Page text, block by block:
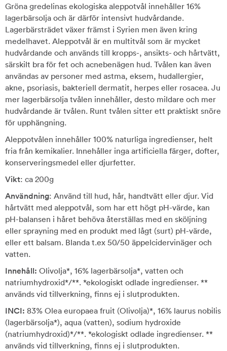
Gröna gredelinas ekologiska aleppotvål innehåller 16%
lagerbärsolja och är därför intensivt hudvårdande.
Lagerbärsträdet växer främst i Syrien men även kring
medelhavet. Aleppotvål är en multitvål som är mycket
hudvårdande och används till kropps-, ansikts- och hårtvätt,
särskilt bra för fet och acnebenägen hud. Tvålen kan även
användas av personer med astma, eksem, hudallergier,
akne, psoriasis, bakteriell dermatit, herpes eller rosacea. Ju
mer lagerbärsolja tvålen innehåller, desto mildare och mer
hudvårdande är tvålen. Runt tvålen sitter ett praktiskt snöre
för upphängning.
Aleppotvålen innehåller 100% naturliga ingredienser, helt
fria från kemikalier. Innehåller inga artificiella färger, dofter,
konserveringsmedel eller djurfetter.
Vikt: ca 200g
Användning: Använd till hud, hår, handtvätt eller djur. Vid
hårtvätt med aleppotvål, som har ett högt pH-värde, kan
pH-balansen i håret behöva återställas med en sköljning
eller sprayning med en produkt med lågt (surt) pH-värde,
eller ett balsam. Blanda t.ex 50/50 äppelcidervinäger och
vatten.
Innehåll: Olivolja*, 16% lagerbärsolja*, vatten och
natriumhydroxid*/**. *ekologiskt odlade ingredienser. **
används vid tillverkning, finns ej i slutprodukten.
INCI: 83% Olea europaea fruit (Olivolja)*, 16% laurus nobilis
(lagerbärsolja*), aqua (vatten), sodium hydroxide
(natriumhydroxid)*/**. *ekologiskt odlade ingredienser. **
används vid tillverkning, finns ej i slutprodukten.